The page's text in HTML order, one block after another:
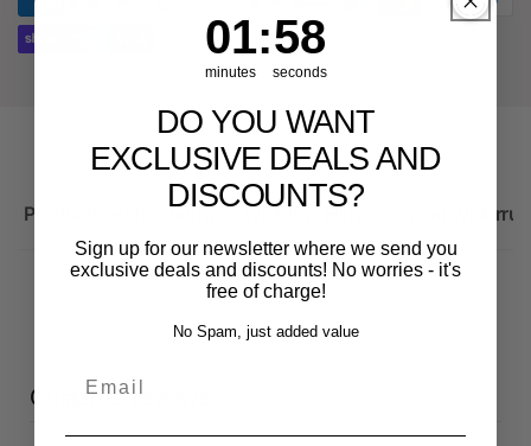
Produktbeschreibung Wichtige Hinweise zum
Customer reviews
Countdown ends in:
1
01
minutes
: 58
58
seconds
DO YOU WANT
EXCLUSIVE DEALS AND
DISCOUNTS?
Sign up for our newsletter where we send you
exclusive deals and discounts! No worries - it's
free of charge!
No Spam, just added value